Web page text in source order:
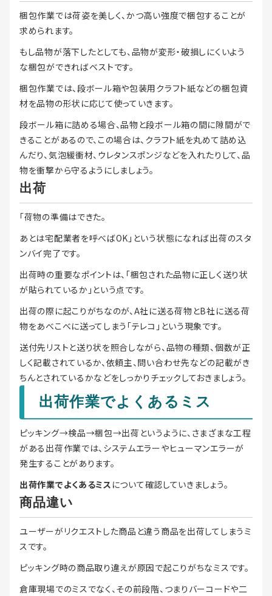
梱包作業では荷姿を美しく、かつ高い強度で梱包することが
求められます。
もし品物が落下したとしても、品物が変形・破損しにくいよう
な梱包ができればベストです。
梱包作業では、段ボール箱や包装用クラフト紙などの梱包資
材を品物の形状に応じて使っていきます。
段ボール箱に詰める場合、品物と段ボール箱の間に隙間がで
きることがあるので、この場合は、クラフト紙を丸めて詰め込
んだり、気泡緩衝材、ウレタンスポンジなどを入れたりして、品
物を衝撃から守るようにしましょう。
出荷
「荷物の準備はできた。
あとは宅配業者を呼べばOK」という状態になれば出荷のスタ
ンバイ完了です。
出荷時の重要なポイントは、「梱包された品物に正しく送り状
が貼られているか」という点です。
出荷の際に起こりがちなのが、A社に送る荷物とB社に送る荷
物をあべこべに送ってしまう「テレコ」という現象です。
送付先リストと送り状を照合しながら、品物の種類、個数が正
しく記載されているか、依頼主、問い合わせ先などの記載がき
ちんとされているかなどをしっかりチェックしておきましょう。
出荷作業でよくあるミス
ピッキング→検品→梱包→出荷というように、さまざまな工程
がある出荷作業では、システムエラーやヒューマンエラーが
発生することがあります。
出荷作業でよくあるミス について確認していきましょう。
商品違い
ユーザーがリクエストした商品と違う商品を出荷してしまうミ
スです。
ピッキング時の商品取り違えが原因で起こりがちなミスです。
倉庫現場でのミスでなく、その前段階、つまりバーコードや二